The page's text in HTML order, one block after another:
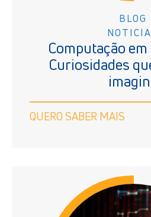
BLOG
Computação
Curiosidades
QUERO SABER MAIS